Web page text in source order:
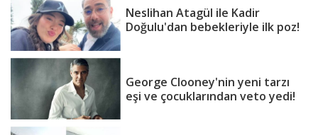
Neslihan Atagül ile Kadir
Doğulu'dan bebekleriyle ilk poz!
George Clooney'nin yeni tarzı
eşi ve çocuklarından veto yedi!